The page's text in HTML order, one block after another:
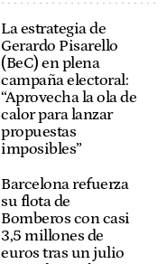
La estrategia de
Gerardo Pisarello
(BeC) en plena
campaña electoral:
“Aprovecha la ola de
calor para lanzar
propuestas
imposibles”
Barcelona refuerza
su flota de
Bomberos con casi
3,5 millones de
euros tras un julio